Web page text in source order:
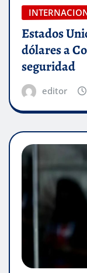
Estados
dólares a
seguridad
editor